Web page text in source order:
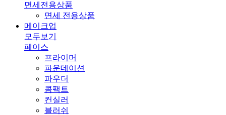
면세전용상품
면세 전용상품
메이크업
모두보기
페이스
프라이머
파운데이션
파우더
콤팩트
컨실러
블러쉬